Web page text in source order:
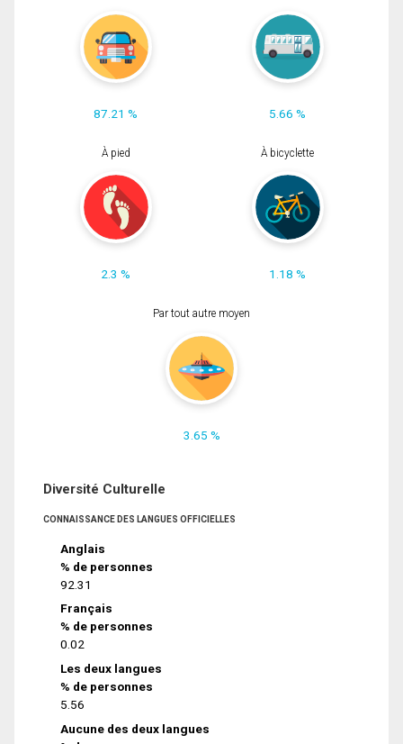
87.21 % 5.66 %
À pied
2.3 %
À bicyclette
1.18 %
Par tout autre moyen
3.65 %
Diversité Culturelle
CONNAISSANCE DES LANGUES OFFICIELLES
Anglais
% de personnes
92.31
Français
% de personnes
0.02
Les deux langues
% de personnes
5.56
Aucune des deux langues